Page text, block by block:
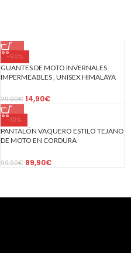
-50%
GUANTES DE MOTO INVERNALES
IMPERMEABLES , UNISEX HIMALAYA
29,90€ 14,90€
-10%
PANTALÓN VAQUERO ESTILO TEJANO
DE MOTO EN CORDURA
2651 NEGRO
99,90€ 89,90€